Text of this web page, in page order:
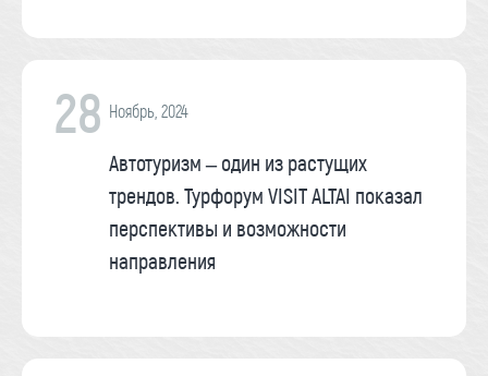
28 Ноябрь, 2024
Автотуризм – один из растущих
трендов. Турфорум VISIT ALTAI показал
перспективы и возможности
направления